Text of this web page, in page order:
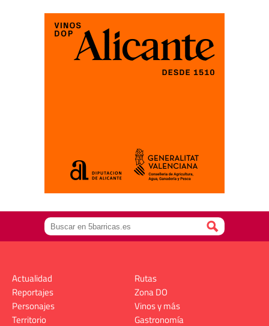
Actualidad
Reportajes
Personajes
Territorio
Rutas
Zona DO
Vinos y más
Gastronomía